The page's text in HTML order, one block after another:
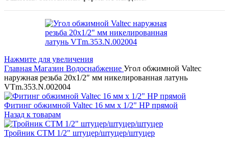
Нажмите для увеличения
Главная Магазин Водоснабжение Угол обжимной Valtec
наружная резьба 20х1/2″ мм никелированная латунь
VTm.353.N.002004
Фитинг обжимной Valtec 16 мм х 1/2" НР прямой
Назад к товарам
Тройник CTM 1/2" штуцер/штуцер/штуцер